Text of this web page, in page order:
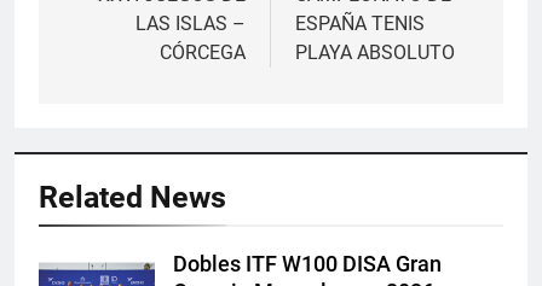
entradas
LAS ISLAS –
CÓRCEGA
ESPAÑA TENIS
PLAYA ABSOLUTO
Related News
Dobles ITF W100 DISA Gran